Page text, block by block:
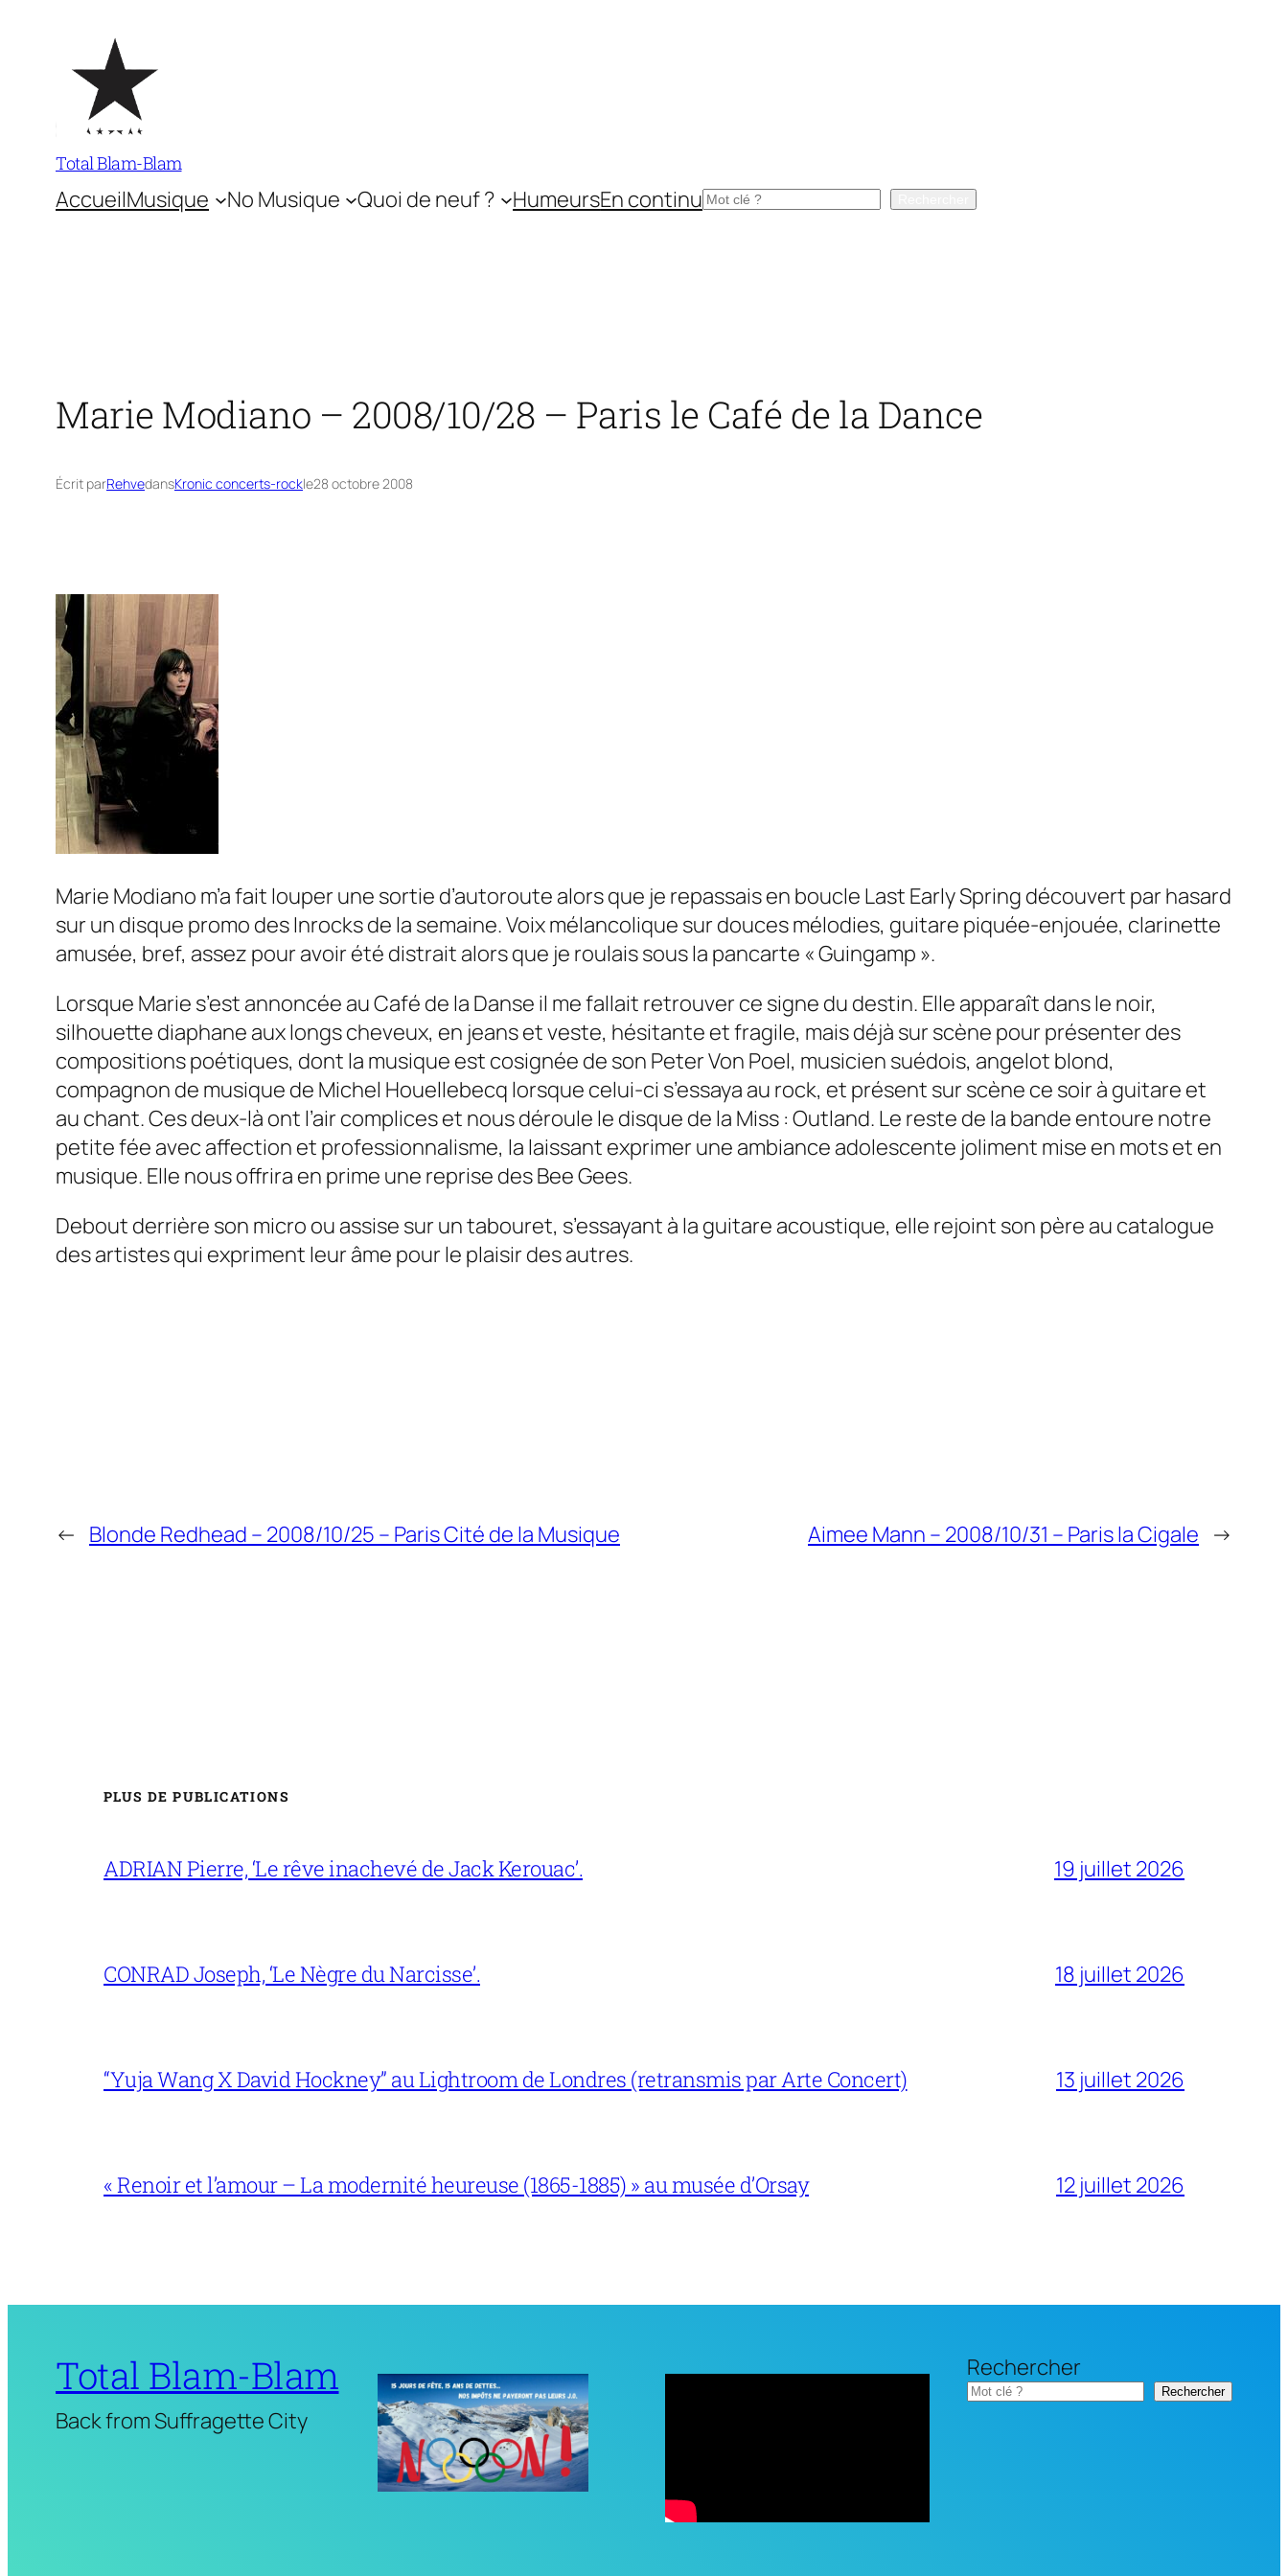
contenu
Total Blam-Blam
AccueilMusique No Musique Quoi de neuf ? HumeursEn continuRechercher
Marie Modiano – 2008/10/28 – Paris le Café de la Dance
Écrit parRehvedansKronic concerts-rockle28 octobre 2008
Marie Modiano m’a fait louper une sortie d’autoroute alors que je repassais en boucle Last Early Spring découvert par hasard
sur un disque promo desInrocksde la semaine. Voix mélancolique sur douces mélodies, guitare piquée-enjouée, clarinette
amusée, bref, assez pour avoir été distrait alors que je roulais sous la pancarte « Guingamp ».
Lorsque Marie s’est annoncée au Café de la Danse il me fallait retrouver ce signe du destin. Elle apparaît dans le noir,
silhouette diaphane aux longs cheveux, en jeans et veste, hésitante et fragile, mais déjà sur scène pour présenter des
compositions poétiques, dont la musique est cosignée de son Peter Von Poel, musicien suédois, angelot blond,
compagnon de musique de Michel Houellebecq lorsque celui-ci s’essaya au rock, et présent sur scène ce soir à guitare et
au chant. Ces deux-là ont l’air complices et nous déroule le disque de la Miss : Outland. Le reste de la bande entoure notre
petite fée avec affection et professionnalisme, la laissant exprimer une ambiance adolescente joliment mise en mots et en
musique. Elle nous offrira en prime une reprise desBee Gees.
Debout derrière son micro ou assise sur un tabouret, s’essayant à la guitare acoustique, elle rejoint son père au catalogue
des artistes qui expriment leur âme pour le plaisir des autres.
← Blonde Redhead – 2008/10/25 – Paris Cité de la Musique Aimee Mann – 2008/10/31 – Paris la Cigale →
PLUS DE PUBLICATIONS
ADRIAN Pierre, ‘Le rêve inachevé de Jack Kerouac’. 19 juillet 2026
CONRAD Joseph, ‘Le Nègre du Narcisse’. 18 juillet 2026
“Yuja Wang X David Hockney” au Lightroom de Londres (retransmis par Arte Concert) 13 juillet 2026
« Renoir et l’amour – La modernité heureuse (1865-1885) » au musée d’Orsay 12 juillet 2026
Total Blam-Blam
Back from Suffragette City
Rechercher
Rechercher